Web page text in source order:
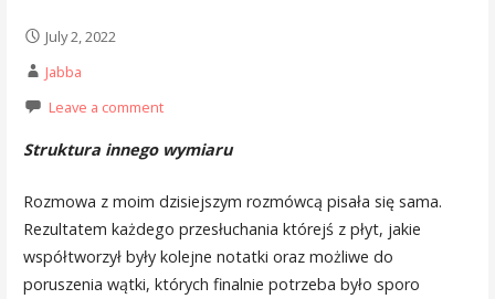
July 2, 2022
Jabba
Leave a comment
Struktura innego wymiaru
Rozmowa z moim dzisiejszym rozmówcą pisała się sama.
Rezultatem każdego przesłuchania którejś z płyt, jakie
współtworzył były kolejne notatki oraz możliwe do
poruszenia wątki, których finalnie potrzeba było sporo